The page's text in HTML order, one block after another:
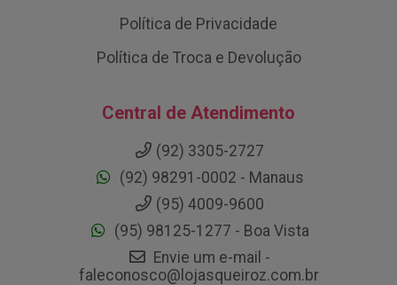
Política de Privacidade
Política de Troca e Devolução
Central de Atendimento
(92) 3305-2727
(92) 98291-0002 - Manaus
(95) 4009-9600
(95) 98125-1277 - Boa Vista
Envie um e-mail -
faleconosco@lojasqueiroz.com.br